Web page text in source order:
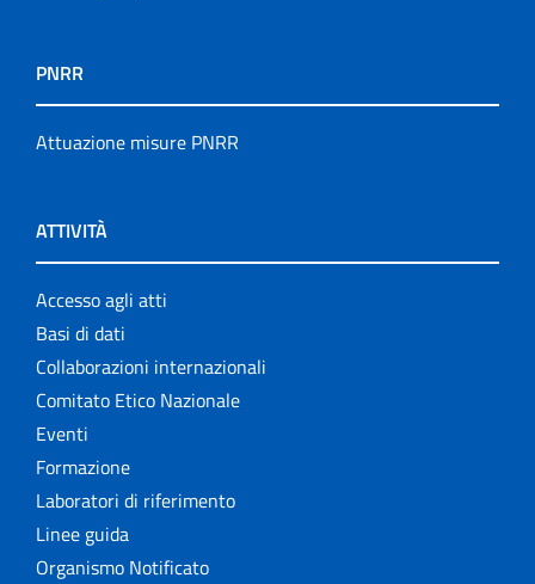
PNRR
Attuazione misure PNRR
ATTIVITÀ
Accesso agli atti
Basi di dati
Collaborazioni internazionali
Comitato Etico Nazionale
Eventi
Formazione
Laboratori di riferimento
Linee guida
Organismo Notificato